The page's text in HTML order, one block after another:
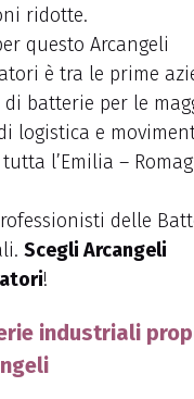
ridotte.
questo Arcangeli
è tra le prime
batterie per le
logistica e
l’Emilia –
delle
Scegli Arcangeli
!
industriali